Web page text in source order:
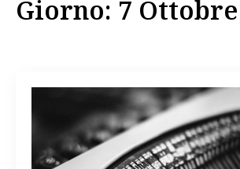
Giorno: 7